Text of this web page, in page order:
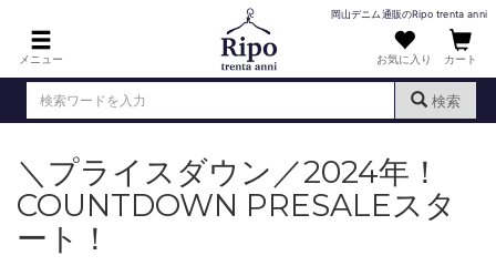
メニュー
岡山デニム通販のRipo trenta anni
お気に入り カート
検索
ログイン （新規会員登録）
MENS : メンズ
DENIM : デニム
＼プライスダウン／2024年！
COUNTDOWN PRESALEスタ
ート！